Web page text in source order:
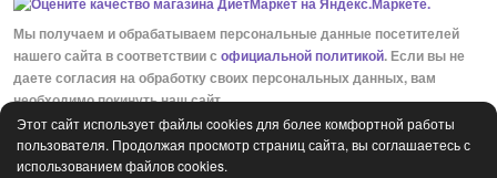
Этот сайт использует файлы cookies для более комфортной работы
пользователя. Продолжая просмотр страниц сайта, вы соглашаетесь с
использованием файлов cookies.
Мы получаем и обрабатываем персональные данные посетителей
нашего сайта в соответствии софициальной политикой. Если вы не
даете согласия на обработку своих персональных данных, вам
необходимо покинуть наш сайт.